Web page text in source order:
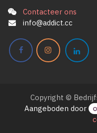
Contacteer ons
info@addict.cc
Copyright ©
Aangeboden door